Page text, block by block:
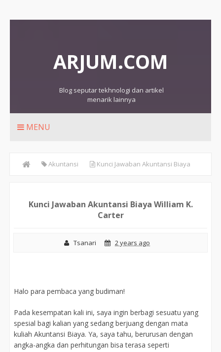
ARJUM.COM
Blog seputar tekhnologi dan artikel
menarik lainnya
MENU
Akuntansi Kunci Jawaban Akuntansi Biaya
Kunci Jawaban Akuntansi Biaya William K.
Carter
Tsanari 2 years ago
Halo para pembaca yang budiman!
Pada kesempatan kali ini, saya ingin berbagi sesuatu yang
spesial bagi kalian yang sedang berjuang dengan mata
kuliah Akuntansi Biaya. Ya, saya tahu, berurusan dengan
angka-angka dan perhitungan bisa terasa seperti